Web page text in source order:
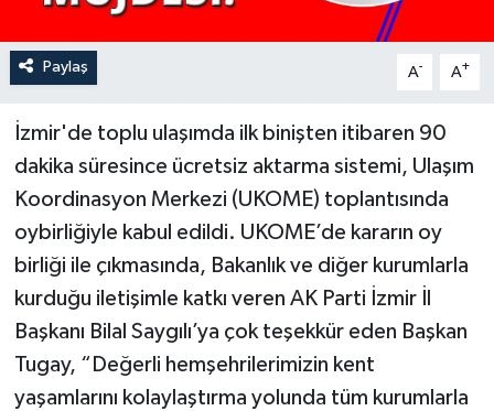
Paylaş A- A+
İzmir'de toplu ulaşımda ilk binişten itibaren 90
dakika süresince ücretsiz aktarma sistemi, Ulaşım
Koordinasyon Merkezi (UKOME) toplantısında
oybirliğiyle kabul edildi. UKOME’de kararın oy
birliği ile çıkmasında, Bakanlık ve diğer kurumlarla
kurduğu iletişimle katkı veren AK Parti İzmir İl
Başkanı Bilal Saygılı’ya çok teşekkür eden Başkan
Tugay, “Değerli hemşehrilerimizin kent
yaşamlarını kolaylaştırma yolunda tüm kurumlarla